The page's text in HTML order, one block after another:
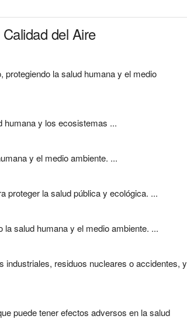
del Aire
la salud humana y el medio
humana y los ecosistemas ...
y el medio ambiente. ...
proteger la salud pública y ecológica. ...
salud humana y el medio ambiente. ...
industriales, residuos nucleares o accidentes, y
puede tener efectos adversos en la salud